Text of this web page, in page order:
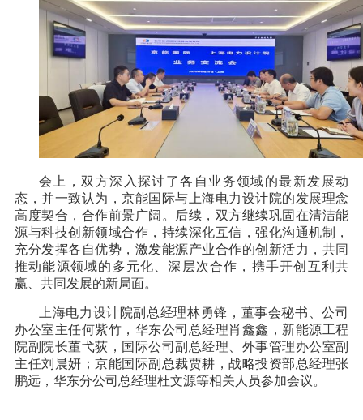
会上，双方深入探讨了各自业务领域的最新发展动
态，并一致认为，京能国际与上海电力设计院的发展理念
高度契合，合作前景广阔。后续，双方继续巩固在清洁能
源与科技创新领域合作，持续深化互信，强化沟通机制，
充分发挥各自优势，激发能源产业合作的创新活力，共同
推动能源领域的多元化、深层次合作，携手开创互利共
赢、共同发展的新局面。
上海电力设计院副总经理林勇锋，董事会秘书、公司
办公室主任何紫竹，华东公司总经理肖鑫鑫，新能源工程
院副院长董弋荻，国际公司副总经理、外事管理办公室副
主任刘晨妍；京能国际副总裁贾耕，战略投资部总经理张
鹏远，华东分公司总经理杜文源等相关人员参加会议。